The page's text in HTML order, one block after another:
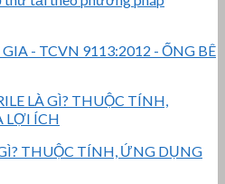
- TCVN 9113:2012 - ỐNG BÊ
THUỘC TÍNH, ỨNG DỤNG